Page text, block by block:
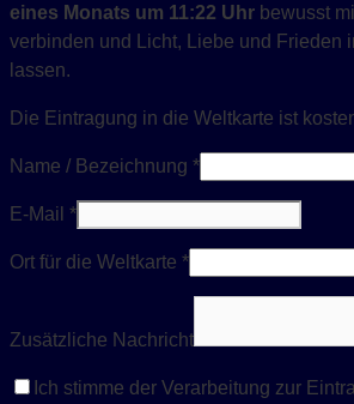
eines Monats um 11:22 Uhr bewusst
verbinden und Licht, Liebe und Frieden
lassen.
Die Eintragung in die Weltkarte ist
Name / Bezeichnung *
E-Mail *
Ort für die Weltkarte *
Zusätzliche Nachricht
Ich stimme der Verarbeitung zur